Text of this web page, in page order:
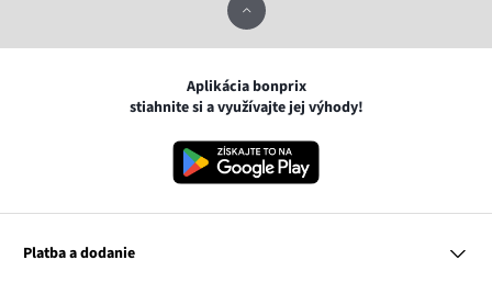
Aplikácia bonprix
stiahnite si a využívajte jej výhody!
Platba a dodanie